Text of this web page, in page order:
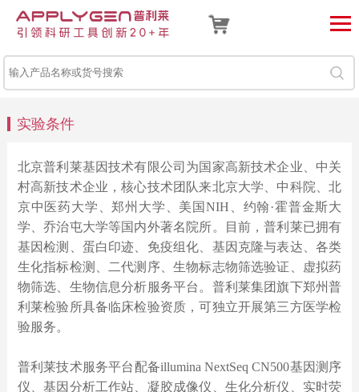
实验条件
北京普利莱基因技术有限公司为国家高新技术企业、中关
村高新技术企业，核心技术团队来北京大学、中科院、北
京中医药大学、郑州大学、美国NIH、约翰·霍普金斯大
学、乔治屯大学等国内外著名院所。目前，普利莱已拥有
基因检测、蛋白印迹、免疫组化、基因克隆与表达、各类
生化指标检测、二代测序、生物标志物筛选验证、虚拟药
物筛选、生物信息分析服务平台。普利莱集团旗下郑州普
利莱检验所具备临床检验资质，可独立开展第三方医学检
验服务。
普利莱技术服务平台配备illumina NextSeq CN500基因测序
仪、基因分析工作站、凝胶成像仪、生化分析仪、实时荧